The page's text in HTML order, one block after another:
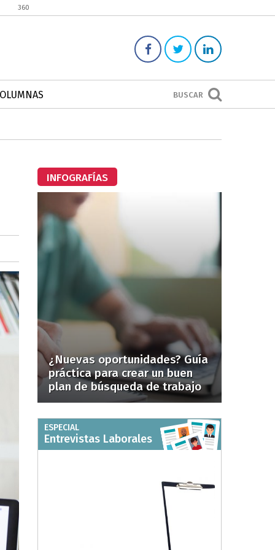
360
BUSCAR
INFOGRAFÍAS
¿Nuevas oportunidades? Guía
práctica para crear un buen
plan de búsqueda de trabajo
ESPECIAL
Entrevistas Laborales